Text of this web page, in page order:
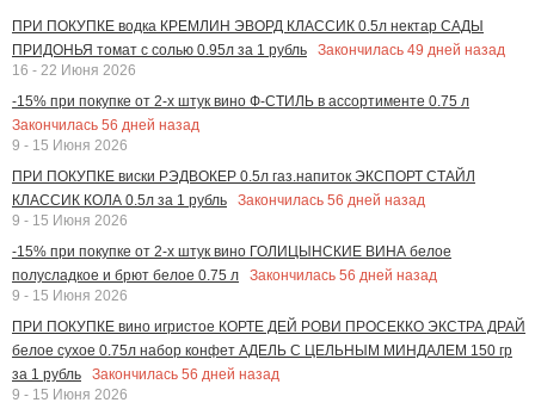
ПРИ ПОКУПКЕ водка КРЕМЛИН ЭВОРД КЛАССИК 0.5л нектар САДЫ
ПРИДОНЬЯ томат с солью 0.95л за 1 рубль
Закончилась 49 дней назад
16 - 22 Июня 2026
-15% при покупке от 2-х штук вино Ф-СТИЛЬ в ассортименте 0.75 л
Закончилась 56 дней назад
9 - 15 Июня 2026
ПРИ ПОКУПКЕ виски РЭДВОКЕР 0.5л газ.напиток ЭКСПОРТ СТАЙЛ
КЛАССИК КОЛА 0.5л за 1 рубль
Закончилась 56 дней назад
9 - 15 Июня 2026
-15% при покупке от 2-х штук вино ГОЛИЦЫНСКИЕ ВИНА белое
полусладкое и брют белое 0.75 л
Закончилась 56 дней назад
9 - 15 Июня 2026
ПРИ ПОКУПКЕ вино игристое КОРТЕ ДЕЙ РОВИ ПРОСЕККО ЭКСТРА ДРАЙ
белое сухое 0.75л набор конфет АДЕЛЬ С ЦЕЛЬНЫМ МИНДАЛЕМ 150 гр
за 1 рубль
Закончилась 56 дней назад
9 - 15 Июня 2026